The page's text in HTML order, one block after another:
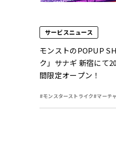
サービスニュース
モンストのPOPUP
ク」サナギ 新宿にて
間限定オープン！
#モンスターストライク#マーチ